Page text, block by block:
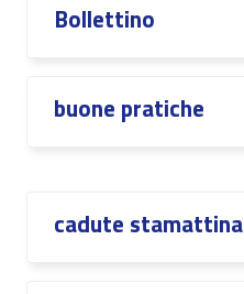
Bollettino
buone pratiche
cadute stamattina